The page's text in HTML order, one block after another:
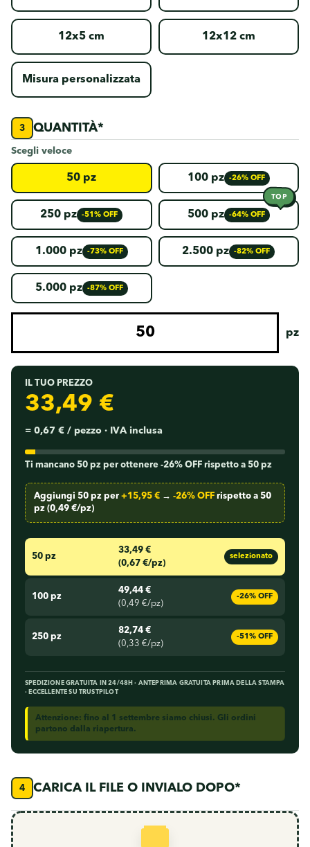
12x5 cm 12x12 cm
Misura personalizzata
QUANTITÀ*
Scegli veloce
50 pz 100 pz -26% OFF
250 pz -51% OFF 500 pz -64% OFF
TOP
1.000 pz -73% OFF 2.500 pz -82% OFF
5.000 pz -87% OFF
pz
IL TUO PREZZO
33,49 €
= 0,67 € / pezzo · IVA inclusa
Ti mancano 50 pz per ottenere -26% OFF rispetto a 50 pz
Aggiungi 50 pz per +15,95 € → -26% OFF rispetto a 50
pz (0,49 €/pz)
50 pz
33,49 €
(0,67 €/pz)
selezionato
100 pz
49,44 €
(0,49 €/pz)
-26% OFF
250 pz
82,74 €
(0,33 €/pz)
-51% OFF
SPEDIZIONE GRATUITA IN 24/48H · ANTEPRIMA GRATUITA PRIMA DELLA STAMPA
· ECCELLENTE SU TRUSTPILOT
Attenzione: fino al 1 settembre siamo chiusi. Gli ordini
partono dalla riapertura.
CARICA IL FILE O INVIALO DOPO*